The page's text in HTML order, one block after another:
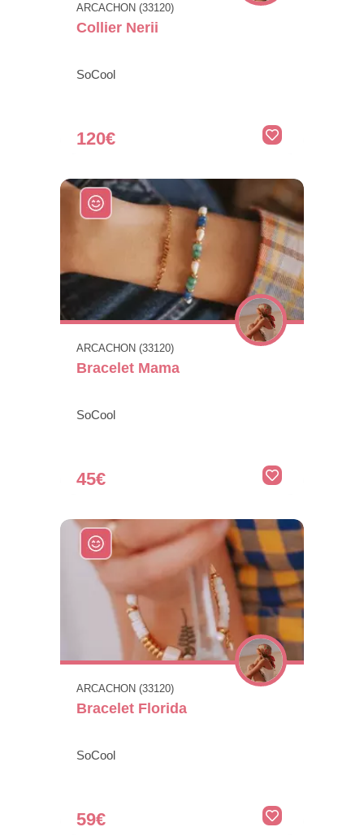
ARCACHON (33120)
Collier Nerii
SoCool
120€
ARCACHON (33120)
Bracelet Mama
SoCool
45€
ARCACHON (33120)
Bracelet Florida
SoCool
59€